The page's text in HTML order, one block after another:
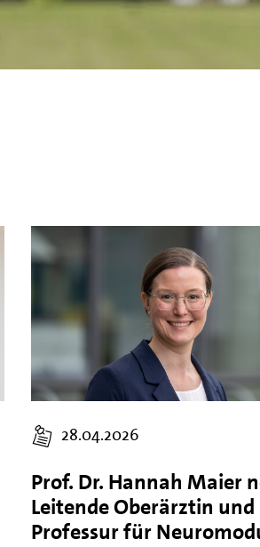
28.04.2026
Prof. Dr. Hannah Maier
Leitende Oberärztin und
Professur für